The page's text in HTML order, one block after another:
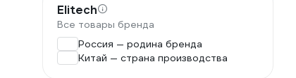
Elitech
Все товары бренда
Россия — родина бренда
Китай — страна производства